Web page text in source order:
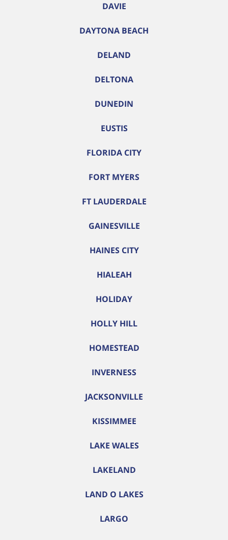
DAVIE
DAYTONA BEACH
DELAND
DELTONA
DUNEDIN
EUSTIS
FLORIDA CITY
FORT MYERS
FT LAUDERDALE
GAINESVILLE
HAINES CITY
HIALEAH
HOLIDAY
HOLLY HILL
HOMESTEAD
INVERNESS
JACKSONVILLE
KISSIMMEE
LAKE WALES
LAKELAND
LAND O LAKES
LARGO